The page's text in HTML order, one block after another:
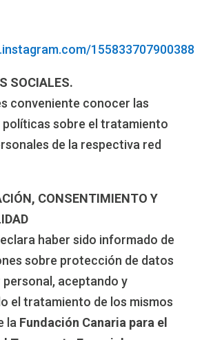
155833707900388
SOCIALES.
conveniente conocer las
sobre el tratamiento
de la respectiva red
CONSENTIMIENTO Y
haber sido informado de
sobre protección de datos
aceptando y
el tratamiento de los mismos
la Fundación Canaria para el